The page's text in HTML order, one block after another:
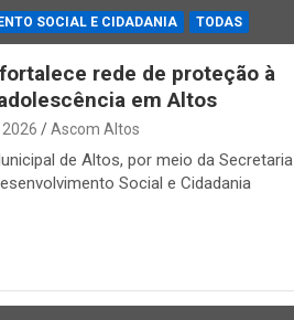
SOCIAL E CIDADANIA TODAS
rede de proteção à
em Altos
Ascom Altos
de Altos, por meio da Secretaria
Social e Cidadania